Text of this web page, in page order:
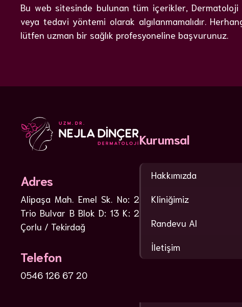
Bu web sitesinde bulunan tüm içerikler, Dermatoloji
veya tedavi yöntemi olarak algılanmamalıdır.
lütfen uzman bir sağlık profesyoneline başvurunuz.
Adres
Alipaşa Mah. Emel Sk. No: 2
Trio Bulvar B Blok D: 13 K: 2
Çorlu / Tekirdağ
Telefon
0546 126 67 20
Kurumsal
Hakkımızda
Kliniğimiz
Randevu Al
İletişim